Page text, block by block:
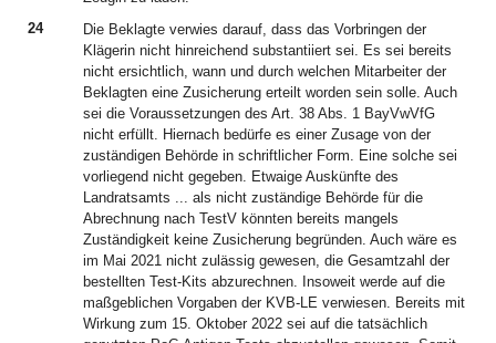
24
Die Beklagte verwies darauf, dass das Vorbringen der
Klägerin nicht hinreichend substantiiert sei. Es sei bereits
nicht ersichtlich, wann und durch welchen Mitarbeiter der
Beklagten eine Zusicherung erteilt worden sein solle. Auch
sei die Voraussetzungen des Art. 38 Abs. 1 BayVwVfG
nicht erfüllt. Hiernach bedürfe es einer Zusage von der
zuständigen Behörde in schriftlicher Form. Eine solche sei
vorliegend nicht gegeben. Etwaige Auskünfte des
Landratsamts ... als nicht zuständige Behörde für die
Abrechnung nach TestV könnten bereits mangels
Zuständigkeit keine Zusicherung begründen. Auch wäre es
im Mai 2021 nicht zulässig gewesen, die Gesamtzahl der
bestellten Test-Kits abzurechnen. Insoweit werde auf die
maßgeblichen Vorgaben der KVB-LE verwiesen. Bereits mit
Wirkung zum 15. Oktober 2022 sei auf die tatsächlich